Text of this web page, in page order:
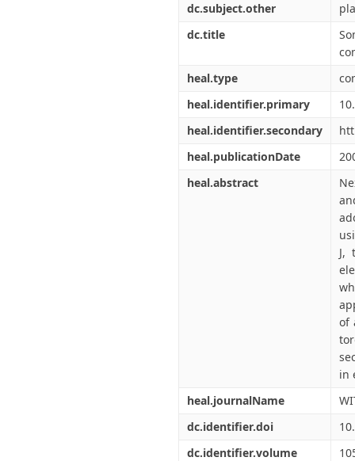
dc.subject.other
dc.title
heal.type
heal.identifier.primary
heal.identifier.secondary
heal.publicationDate
heal.abstract
J,
of
in
heal.journalName
dc.identifier.doi
dc.identifier.volume